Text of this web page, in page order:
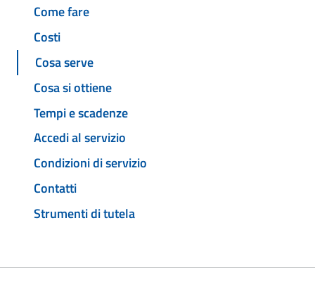
Come fare
Costi
Cosa serve
Cosa si ottiene
Tempi e scadenze
Accedi al servizio
Condizioni di servizio
Contatti
Strumenti di tutela